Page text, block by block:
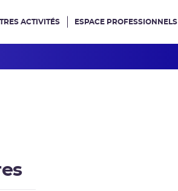
ACTIVITÉS ESPACE PROFESSIONNELS